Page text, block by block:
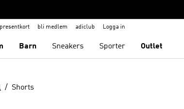
presentkort bli medlem adiclub Logga in
Barn Sneakers Sporter Outlet
Shorts